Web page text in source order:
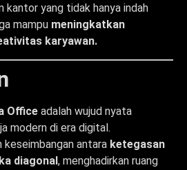
kantor yang tidak hanya indah
mampu meningkatkan
karyawan.
Office adalah wujud nyata
modern di era digital.
keseimbangan antara ketegasan
diagonal , menghadirkan ruang